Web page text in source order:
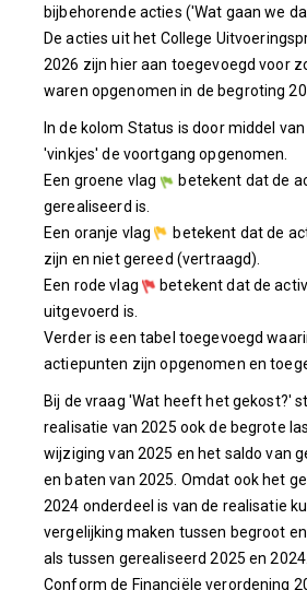
bijbehorende acties ('Wat gaan we
De acties uit het College
2026 zijn hier aan toegevoegd voor
waren opgenomen in de begroting
In de kolom Status is door middel
'vinkjes' de voortgang opgenomen.
Een groene vlag
betekent dat de
gerealiseerd is.
Een oranje vlag
betekent dat de
zijn en niet gereed (vertraagd).
Een rode vlag
betekent dat de
uitgevoerd is.
Verder is een tabel toegevoegd
actiepunten zijn opgenomen en
Bij de vraag 'Wat heeft het gekost?'
realisatie van 2025 ook de begrote
wijziging van 2025 en het saldo van
en baten van 2025. Omdat ook het
2024 onderdeel is van de realisatie
vergelijking maken tussen begroot
als tussen gerealiseerd 2025 en 2024.
Conform de Financiële verordening